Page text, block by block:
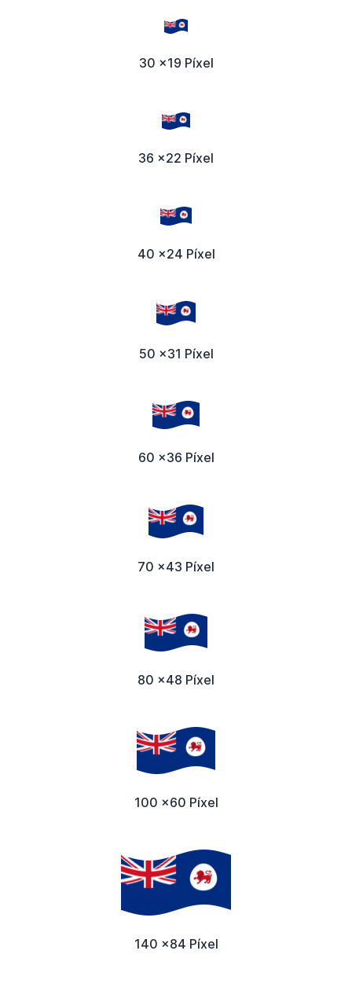
30 x19 Píxel
36 x22 Píxel
40 x24 Píxel
50 x31 Píxel
60 x36 Píxel
70 x43 Píxel
80 x48 Píxel
100 x60 Píxel
140 x84 Píxel